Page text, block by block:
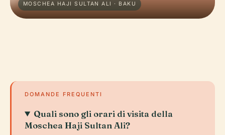
MOSCHEA HAJI SULTAN ALI · BAKU
DOMANDE FREQUENTI
Quali sono gli orari di visita della
Moschea Haji Sultan Ali?